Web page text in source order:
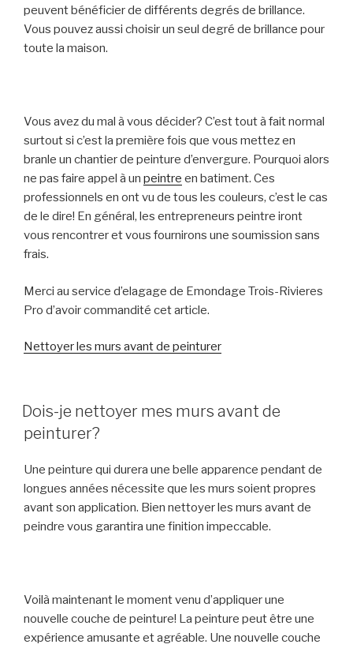
peuvent bénéficier de différents degrés de brillance.
Vous pouvez aussi choisir un seul degré de brillance pour
toute la maison.
Vous avez du mal à vous décider? C’est tout à fait normal
surtout si c’est la première fois que vous mettez en
branle un chantier de peinture d’envergure. Pourquoi alors
ne pas faire appel à un peintre en batiment. Ces
professionnels en ont vu de tous les couleurs, c’est le cas
de le dire! En général, les entrepreneurs peintre iront
vous rencontrer et vous fournirons une soumission sans
frais.
Merci au service d’elagage de Emondage Trois-Rivieres
Pro d’avoir commandité cet article.
Nettoyer les murs avant de peinturer
POSTED
ON
Dois-je nettoyer mes murs avant de
peinturer?
Une peinture qui durera une belle apparence pendant de
longues années nécessite que les murs soient propres
avant son application. Bien nettoyer les murs avant de
peindre vous garantira une finition impeccable.
Voilà maintenant le moment venu d’appliquer une
nouvelle couche de peinture! La peinture peut être une
expérience amusante et agréable. Une nouvelle couche